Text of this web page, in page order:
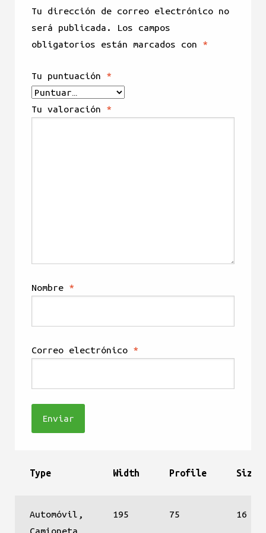
Tu dirección de correo electrónico no
será publicada.
Los campos
obligatorios están marcados con *
Tu puntuación *
Tu valoración *
Nombre *
Correo electrónico *
Type Width Profile Size
Automóvil,
Camioneta
195 75 16